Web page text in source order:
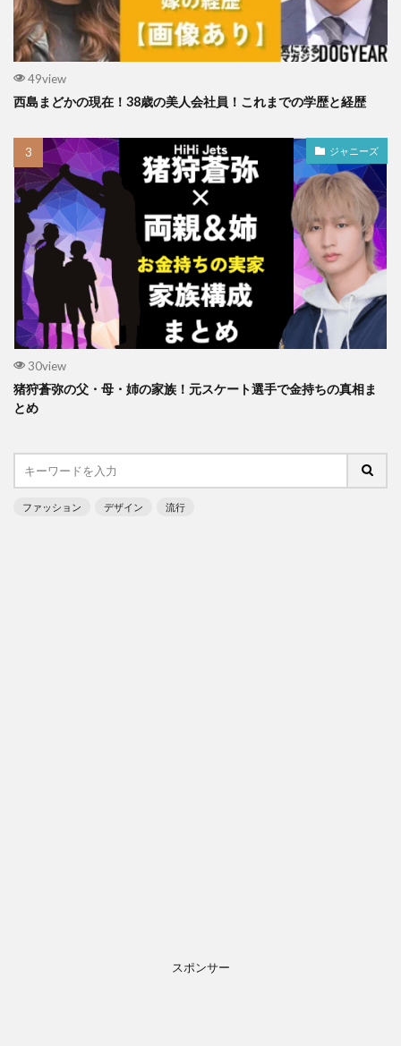
49view
西島まどかの現在！38歳の美人会社員！これまでの学歴と経歴
ジャニーズ
30view
猪狩蒼弥の父・母・姉の家族！元スケート選手で金持ちの真相ま
とめ
ファッション デザイン 流行
スポンサー